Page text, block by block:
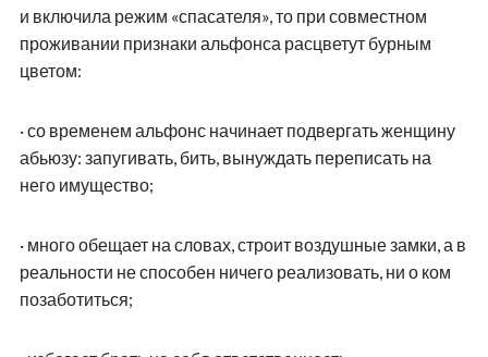
и включила режим «спасателя», то при совместном
проживании признаки альфонса расцветут бурным
цветом:
·со временем альфонс начинает подвергать женщину
абьюзу: запугивать, бить, вынуждать переписать на
него имущество;
· много обещает на словах, строит воздушные замки, а в
реальности не способен ничего реализовать, ни о ком
позаботиться;